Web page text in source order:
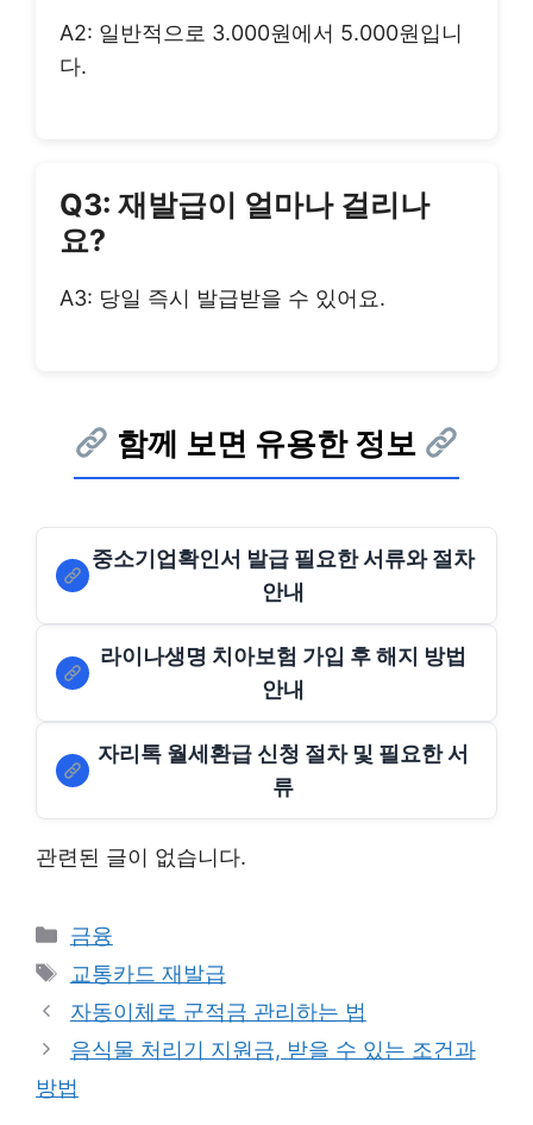
A2: 일반적으로 3.000원에서 5.000원입니
다.
Q3: 재발급이 얼마나 걸리나
요?
A3: 당일 즉시 발급받을 수 있어요.
함께 보면 유용한 정보
중소기업확인서 발급 필요한 서류와 절차
안내
라이나생명 치아보험 가입 후 해지 방법
안내
자리톡 월세환급 신청 절차 및 필요한 서
류
관련된 글이 없습니다.
Categories
금융
Tags
교통카드 재발급
자동이체로 군적금 관리하는 법
음식물 처리기 지원금, 받을 수 있는 조건과
방법